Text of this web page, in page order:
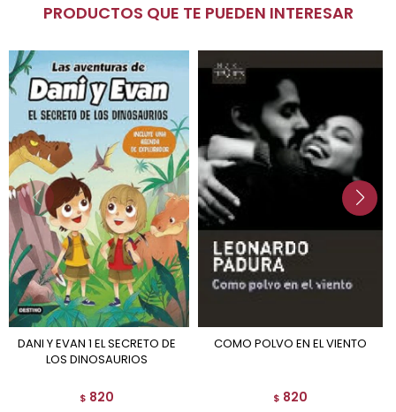
PRODUCTOS QUE TE PUEDEN INTERESAR
DANI Y EVAN 1 EL SECRETO DE
LOS DINOSAURIOS
$ 820
COMO POLVO EN EL VIENTO
$ 820